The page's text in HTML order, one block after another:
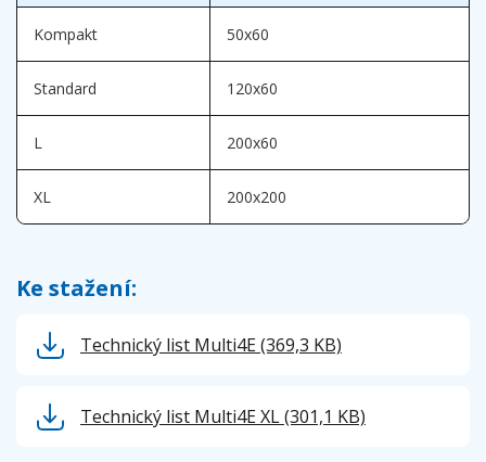
Kompakt 50x60
Standard 120x60
L 200x60
XL 200x200
Ke stažení:
Technický list Multi4E(369,3 KB)
Technický list Multi4E XL(301,1 KB)